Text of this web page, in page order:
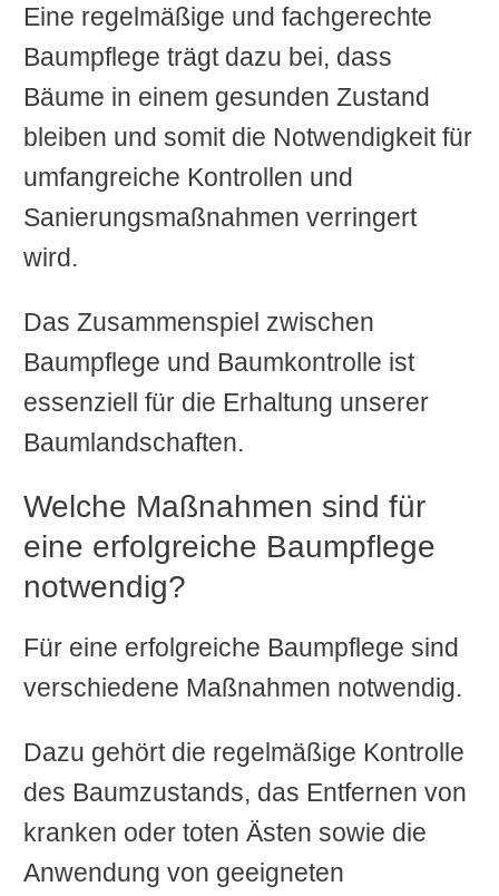
Eine regelmäßige und fachgerechte
Baumpflege trägt dazu bei, dass
Bäume in einem gesunden Zustand
bleiben und somit die Notwendigkeit für
umfangreiche Kontrollen und
Sanierungsmaßnahmen verringert
wird.
Das Zusammenspiel zwischen
Baumpflege und Baumkontrolle ist
essenziell für die Erhaltung unserer
Baumlandschaften.
Welche Maßnahmen sind für
eine erfolgreiche Baumpflege
notwendig?
Für eine erfolgreiche Baumpflege sind
verschiedene Maßnahmen notwendig.
Dazu gehört die regelmäßige Kontrolle
des Baumzustands, das Entfernen von
kranken oder toten Ästen sowie die
Anwendung von geeigneten